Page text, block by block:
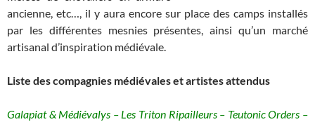
ancienne, etc…, il y aura encore sur place des camps installés
par les différentes mesnies présentes, ainsi qu’un marché
artisanal d’inspiration médiévale.
Liste des compagnies médiévales et artistes attendus
Galapiat & Médiévalys – Les Triton Ripailleurs – Teutonic Orders –